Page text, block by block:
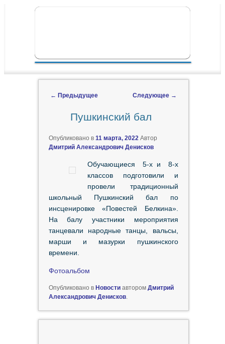
ГЛАВНОЕ МЕНЮ
← Предыдущее Следующее →
Пушкинский бал
Опубликовано в 11 марта, 2022 Автор
Дмитрий Александрович Денисков
Обучающиеся 5-х и 8-х
классов подготовили и
провели традиционный
школьный Пушкинский бал по
инсценировке «Повестей Белкина».
На балу участники мероприятия
танцевали народные танцы, вальсы,
марши и мазурки пушкинского
времени.
Фотоальбом
Опубликовано в Новостиавтором Дмитрий
Александрович Денисков.